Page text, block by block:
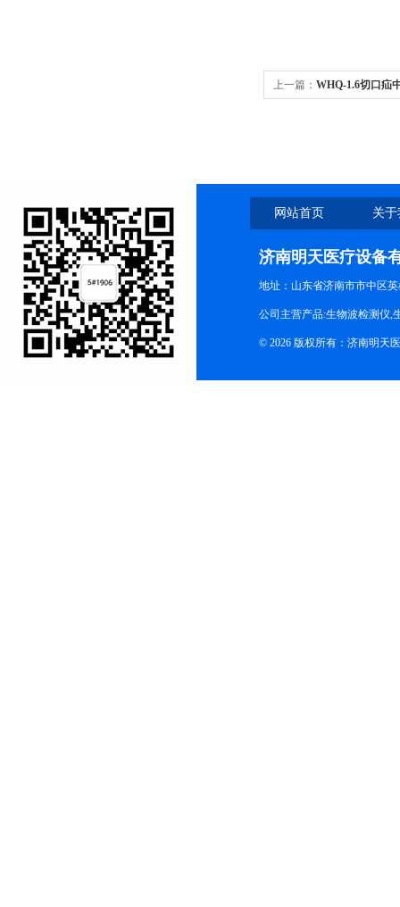
上一篇： WHQ-1.6切口疝
网站首页 关
济南明天医疗设备
地址：山东省济南市市中区
公司主营产品:生物波检测仪,
© 2026 版权所有：济南明天